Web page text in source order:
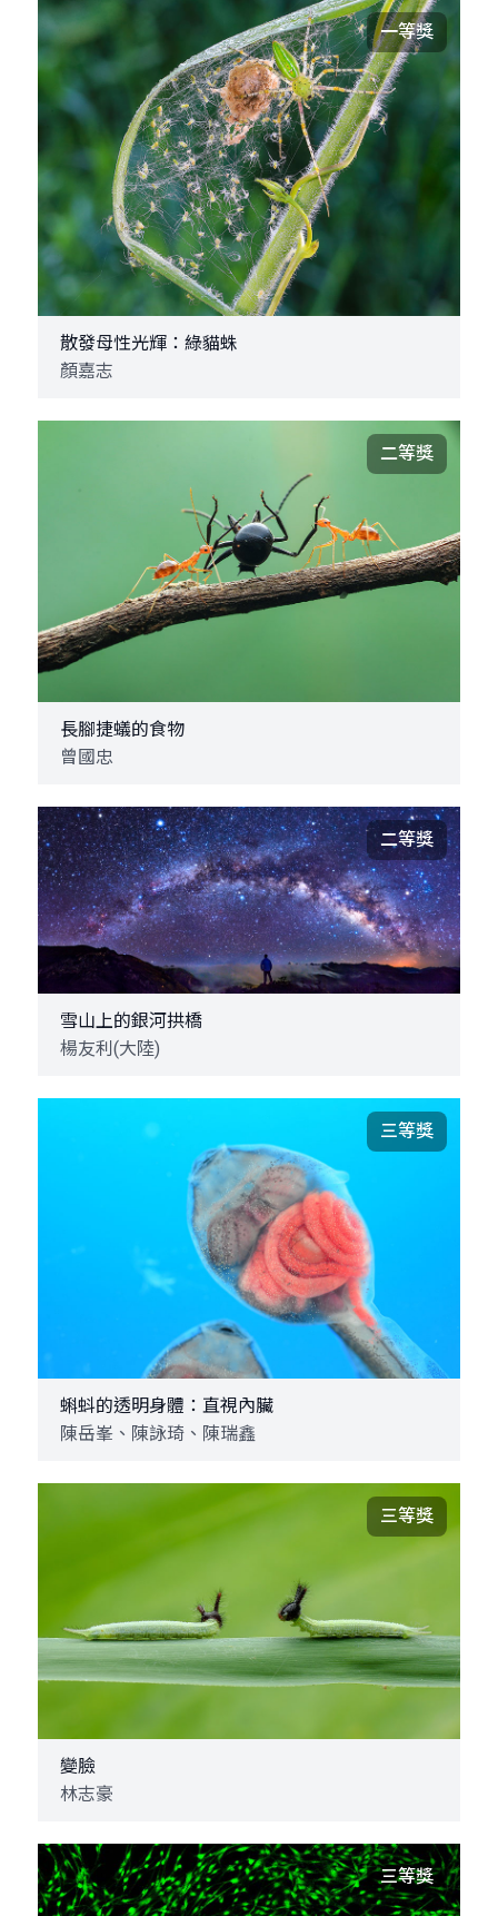
一等獎
散發母性光輝：綠貓蛛
顏嘉志
二等獎
長腳捷蟻的食物
曾國忠
二等獎
雪山上的銀河拱橋
楊友利(大陸)
三等獎
蝌蚪的透明身體：直視內臟
陳岳峯、陳詠琦、陳瑞鑫
三等獎
變臉
林志豪
三等獎